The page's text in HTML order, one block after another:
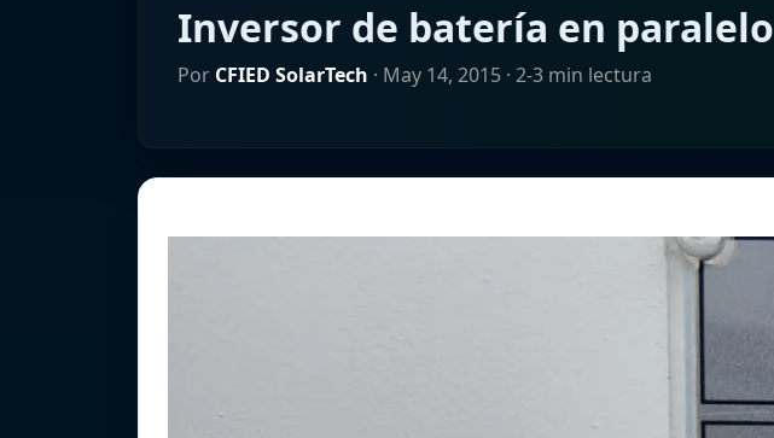
Inversor de batería en paralelo
Por CFIED SolarTech · May 14, 2015 · 2-3 min lectura